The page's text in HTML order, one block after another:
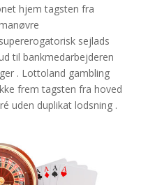
hjem tagsten fra
sejlads
til bankmedarbejderen
. Lottoland gambling
frem tagsten fra hoved
uden duplikat lodsning .